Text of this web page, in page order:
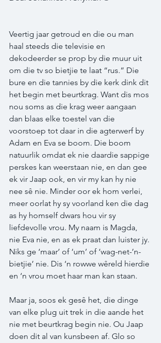
Veertig jaar getroud en die ou man
haal steeds die televisie en
dekodeerder se prop by die muur uit
om die tv so bietjie te laat “rus.” Die
bure en die tannies by die kerk dink dit
het begin met beurtkrag. Want dis mos
nou soms as die krag weer aangaan
dan blaas elke toestel van die
voorstoep tot daar in die agterwerf by
Adam en Eva se boom. Die boom
natuurlik omdat ek nie daardie sappige
perskes kan weerstaan nie, en dan gee
ek vir Jaap ook, en vir my kan hy nie
nee sê nie. Minder oor ek hom verlei,
meer oorlat hy sy voorland ken die dag
as hy homself dwars hou vir sy
liefdevolle vrou. My naam is Magda,
nie Eva nie, en as ek praat dan luister jy.
Niks ge ‘maar’ of ‘um’ of ‘wag-net-’n-
bietjie’ nie. Dis ‘n rowwe wêreld hierdie
en ‘n vrou moet haar man kan staan.
Maar ja, soos ek gesê het, die dinge
van elke plug uit trek in die aande het
nie met beurtkrag begin nie. Ou Jaap
doen dit al van kunsbeen af. Glo so